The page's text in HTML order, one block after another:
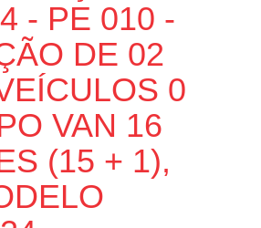
- PE 010 -
DE 02
0
VAN 16
(15 + 1),